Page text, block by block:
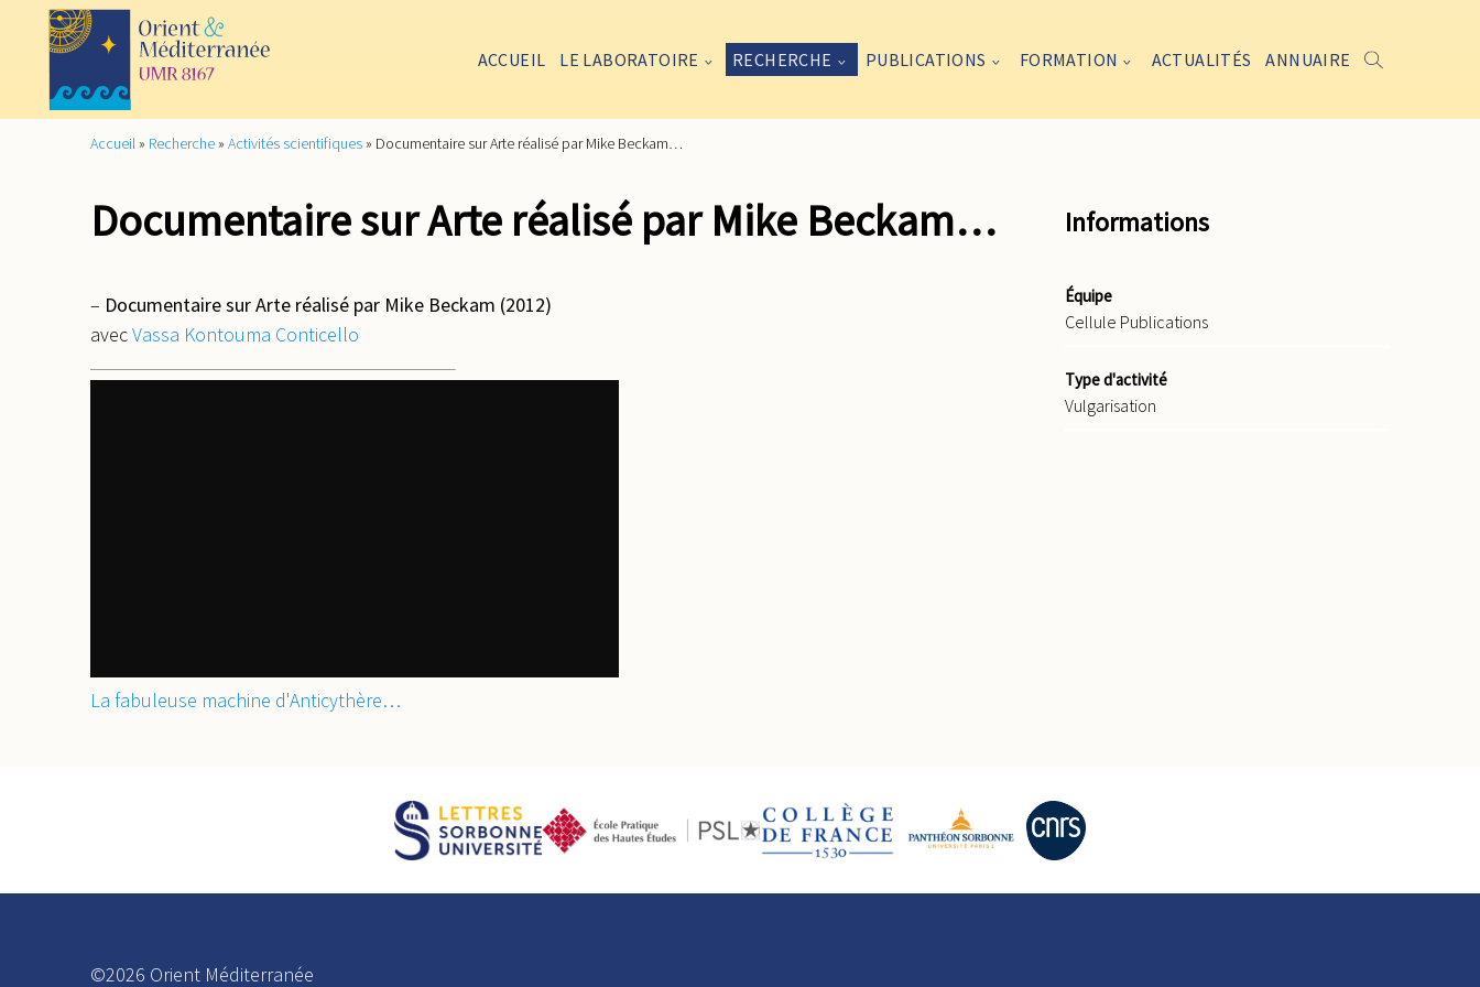
ACCUEIL LE LABORATOIRE RECHERCHE PUBLICATIONS FORMATION ACTUALITÉS ANNUAIRE
Accueil » Recherche » Activités scientifiques » Documentaire sur Arte réalisé par Mike Beckam…
Documentaire sur Arte réalisé par Mike Beckam…
– Documentaire sur Arte réalisé par Mike Beckam (2012)
avecVassa Kontouma Conticello
La fabuleuse machine d'Anticythère…
Informations
Équipe
Cellule Publications
Type d'activité
Vulgarisation
©2026 Orient Méditerranée